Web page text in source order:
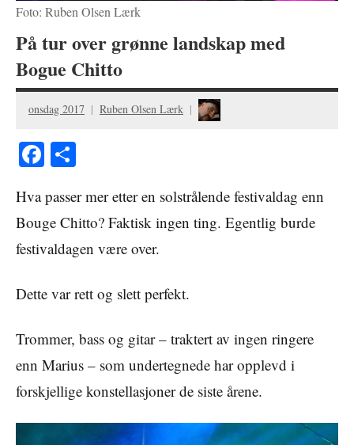
Foto: Ruben Olsen Lærk
På tur over grønne landskap med
Bogue Chitto
onsdag 2017 Ruben Olsen Lærk
Facebook
Hva passer mer etter en solstrålende festivaldag enn
Bouge Chitto? Faktisk ingen ting. Egentlig burde
festivaldagen være over.
Dette var rett og slett perfekt.
Trommer, bass og gitar – traktert av ingen ringere
enn Marius – som undertegnede har opplevd i
forskjellige konstellasjoner de siste årene.